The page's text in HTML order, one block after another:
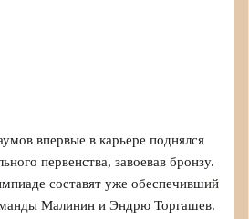
впервые в карьере поднялся
первенства, завоевав бронзу.
составят уже обеспечивший
Малинин и Эндрю Торгашев.